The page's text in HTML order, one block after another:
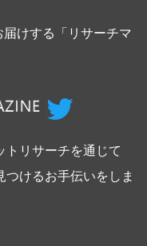
けする「リサーチマ
トリサーチを通じて
けるお手伝いをしま